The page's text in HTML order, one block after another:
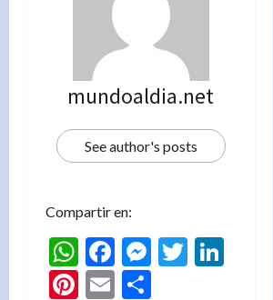
mundoaldia.net
See author's posts
Compartir en:
WhatsApp
Facebook
Messenger
Twitter
Pinterest
Email